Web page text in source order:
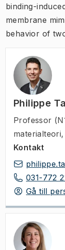
binding-
membrane
behavior of
Philippe
Professor
Kontakt
031-772
Gå till